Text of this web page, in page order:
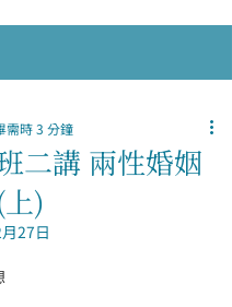
二講 兩性婚姻
)
需時 3 分鐘
27日